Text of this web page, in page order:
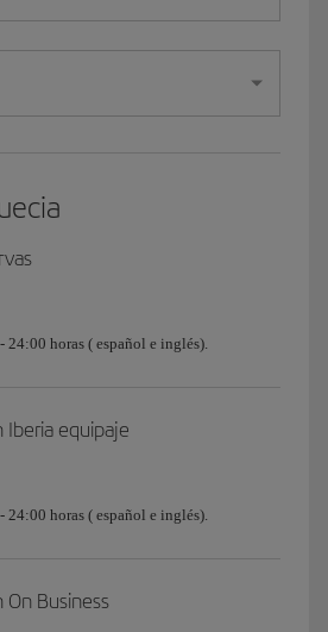
horas ( español e inglés).
Iberia equipaje
horas ( español e inglés).
Business